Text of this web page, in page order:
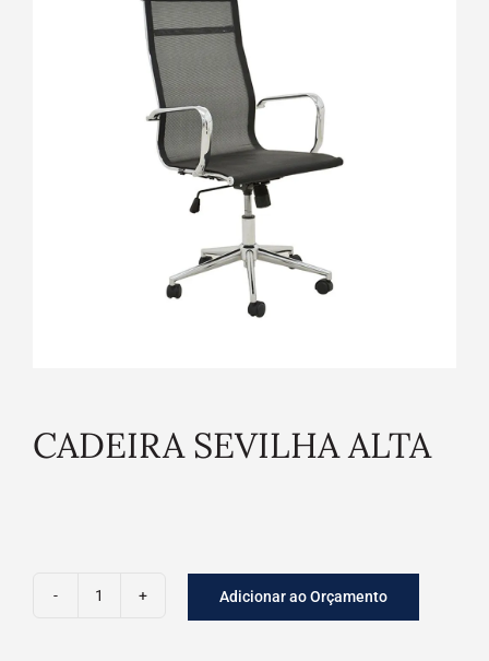
CADEIRA SEVILHA ALTA
Adicionar ao Orçamento